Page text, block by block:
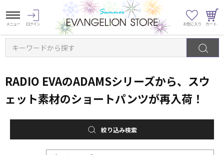
キーワードから探す
RADIO EVAのADAMSシリーズから、スウ
ェット素材のショートパンツが再入荷！
絞り込み検索